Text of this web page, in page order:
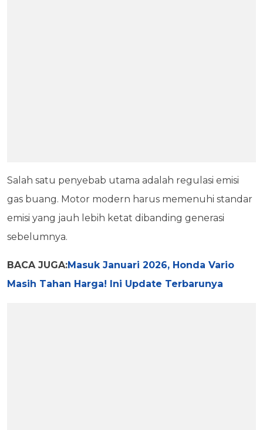
Salah satu penyebab utama adalah regulasi emisi
gas buang. Motor modern harus memenuhi standar
emisi yang jauh lebih ketat dibanding generasi
sebelumnya.
BACA JUGA:Masuk Januari 2026, Honda Vario
Masih Tahan Harga! Ini Update Terbarunya